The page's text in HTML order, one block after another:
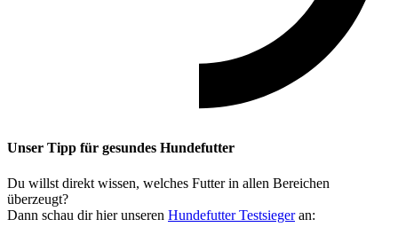
Unser Tipp für gesundes Hundefutter
Du willst direkt wissen, welches Futter in allen Bereichen
überzeugt?
Dann schau dir hier unseren Hundefutter Testsiegeran: